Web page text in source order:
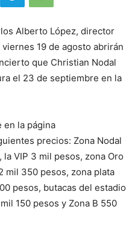
Alberto López, director
19 de agosto abrirán
que Christian Nodal
el 23 de septiembre en la
en la página
precios: Zona Nodal
VIP 3 mil pesos, zona Oro
mil 350 pesos, zona plata
pesos, butacas del estadio
150 pesos y Zona B 550